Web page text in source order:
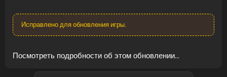
Исправлено для обновления игры.
Посмотреть подробности об этом обновлении...